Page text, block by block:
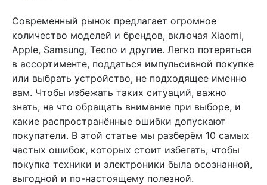
Современный рынок предлагает огромное
количество моделей и брендов, включая Xiaomi,
Apple, Samsung, Tecno и другие. Легко потеряться
в ассортименте, поддаться импульсивной покупке
или выбрать устройство, не подходящее именно
вам. Чтобы избежать таких ситуаций, важно
знать, на что обращать внимание при выборе, и
какие распространённые ошибки допускают
покупатели. В этой статье мы разберём 10 самых
частых ошибок, которых стоит избегать, чтобы
покупка техники и электроники была осознанной,
выгодной и по-настоящему полезной.